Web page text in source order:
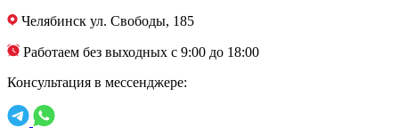
Челябинск ул. Свободы, 185
Работаем без выходных с 9:00 до 18:00
Консультация в мессенджере: